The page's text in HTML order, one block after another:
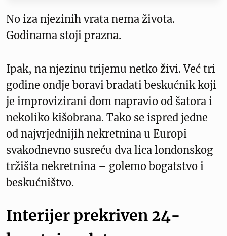
No iza njezinih vrata nema života.
Godinama stoji prazna.
Ipak, na njezinu trijemu netko živi. Već tri
godine ondje boravi bradati beskućnik koji
je improvizirani dom napravio od šatora i
nekoliko kišobrana. Tako se ispred jedne
od najvrjednijih nekretnina u Europi
svakodnevno susreću dva lica londonskog
tržišta nekretnina – golemo bogatstvo i
beskućništvo.
Interijer prekriven 24-